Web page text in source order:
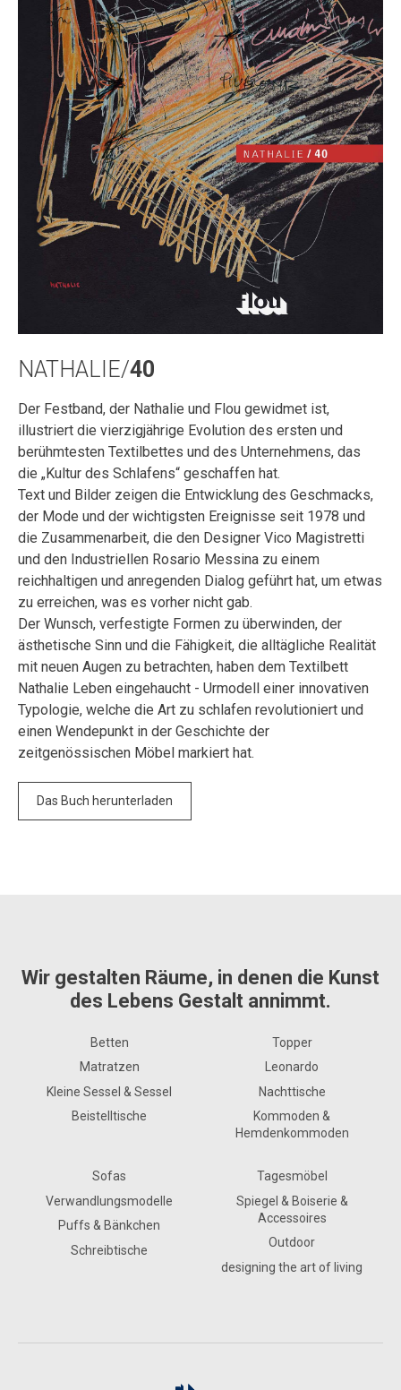
NATHALIE/40
Der Festband, der Nathalie und Flou gewidmet ist,
illustriert die vierzigjährige Evolution des ersten und
berühmtesten Textilbettes und des Unternehmens, das
die „Kultur des Schlafens“ geschaffen hat.
Text und Bilder zeigen die Entwicklung des Geschmacks,
der Mode und der wichtigsten Ereignisse seit 1978 und
die Zusammenarbeit, die den Designer Vico Magistretti
und den Industriellen Rosario Messina zu einem
reichhaltigen und anregenden Dialog geführt hat, um etwas
zu erreichen, was es vorher nicht gab.
Der Wunsch, verfestigte Formen zu überwinden, der
ästhetische Sinn und die Fähigkeit, die alltägliche Realität
mit neuen Augen zu betrachten, haben dem Textilbett
Nathalie Leben eingehaucht - Urmodell einer innovativen
Typologie, welche die Art zu schlafen revolutioniert und
einen Wendepunkt in der Geschichte der
zeitgenössischen Möbel markiert hat.
Das Buch herunterladen
Wir gestalten Räume, in denen die Kunst
des Lebens Gestalt annimmt.
Betten
Matratzen
Kleine Sessel & Sessel
Beistelltische
Topper
Leonardo
Nachttische
Kommoden &
Hemdenkommoden
Sofas
Verwandlungsmodelle
Puffs & Bänkchen
Schreibtische
Tagesmöbel
Spiegel & Boiserie &
Accessoires
Outdoor
designing the art of living